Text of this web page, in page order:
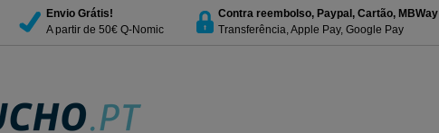
Envio Grátis!
A partir de 50€ Q-Nomic
Contra reembolso, Paypal, Cartão, MBWay
Transferência, Apple Pay, Google Pay